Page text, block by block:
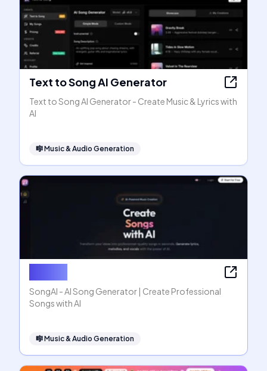
Text to Song AI Generator
Text to Song AI Generator - Create Music & Lyrics with
AI
🎼Music & Audio Generation
SongAI - AI Song Generator | Create Professional
Songs with AI
🎼Music & Audio Generation